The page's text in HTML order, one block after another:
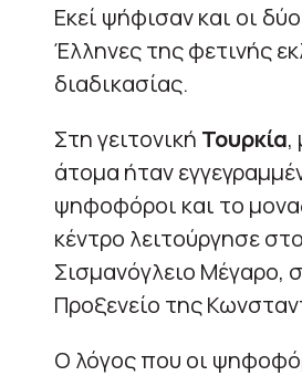
Εκεί ψήφισαν και οι
Έλληνες της φετινής
διαδικασίας.
Στη γειτονική Τουρκία,
άτομα ήταν
ψηφοφόροι και το
κέντρο λειτούργησε στο
Σισμανόγλειο Μέγαρο,
Προξενείο της
Ο λόγος που οι